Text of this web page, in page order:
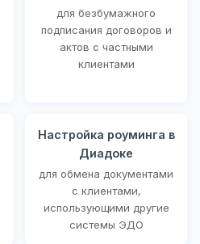
для безбумажного
подписания договоров и
актов с частными
клиентами
Настройка роуминга в
Диадоке
для обмена документами
с клиентами,
использующими другие
системы ЭДО